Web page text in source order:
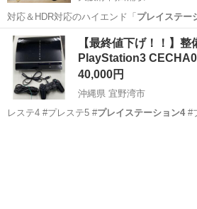
対応＆HDR対応のハイエンド「プレイステー
レビをお持ちな…
大阪 泉南市 岡田浦駅 おもちゃ
【最終値下げ！！】整
PlayStation3
40,000円
沖縄県 宜野湾市
レステ4 #プレステ5 #プレイステーション4#